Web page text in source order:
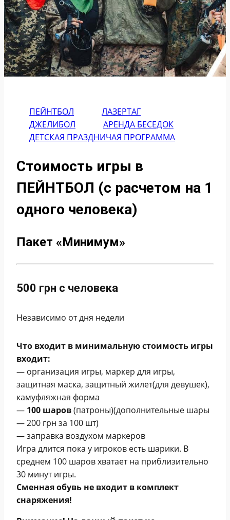
ПЕЙНТБОЛ
ЛАЗЕРТАГ
ДЖЕЛИБОЛ
АРЕНДА БЕСЕДОК
ДЕТСКАЯ ПРАЗДНИЧАЯ ПРОГРАММА
Стоимость игры в
ПЕЙНТБОЛ (с расчетом на 1
одного человека)
Пакет «Минимум»
500 грн с человека
Независимо от дня недели
Что входит в минимальную стоимость игры
входит:
— организация игры, маркер для игры,
защитная маска, защитный жилет(для девушек),
камуфляжная форма
— 100 шаров(патроны)(дополнительные шары
— 200 грн за 100 шт)
— заправка воздухом маркеров
Игра длится пока у игроков есть шарики. В
среднем 100 шаров хватает на приблизительно
30 минут игры.
Сменная обувь не входит в комплект
снаряжения!